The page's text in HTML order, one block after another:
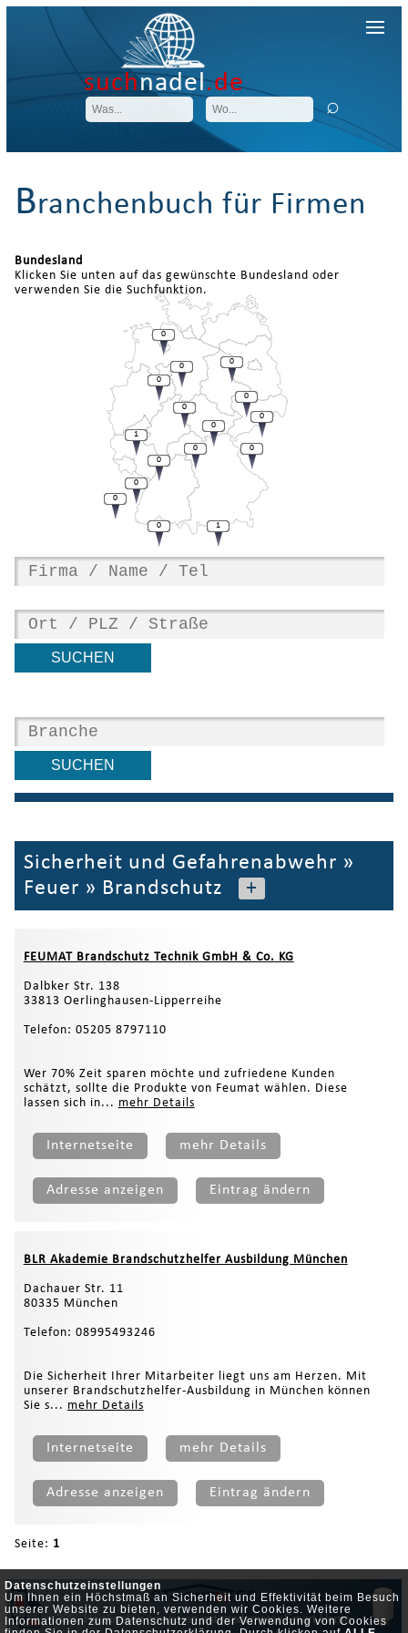
Datenschutzeinstellungen
Um Ihnen ein Höchstmaß an Sicherheit und Effektivität beim Besuch
unserer Website zu bieten, verwenden wir Cookies. Weitere
Informationen zum Datenschutz und der Verwendung von Cookies
suchnadel.de
Branchenbuch für Firmen
Bundesland
Klicken Sie unten auf das gewünschte Bundesland oder
verwenden Sie die Suchfunktion.
0
0
1
0
0
0
0
0
0
0
0
0
0
0
0
1
Sicherheit und Gefahrenabwehr »
Feuer » Brandschutz +
FEUMAT Brandschutz Technik GmbH & Co. KG
Dalbker Str. 138
33813 Oerlinghausen-Lipperreihe
Telefon: 05205 8797110
Wer 70% Zeit sparen möchte und zufriedene Kunden
schätzt, sollte die Produkte von Feumat wählen. Diese
lassen sich in... mehr Details
Internetseite mehr Details
Adresse anzeigen Eintrag ändern
BLR Akademie Brandschutzhelfer Ausbildung München
Dachauer Str. 11
80335 München
Telefon: 08995493246
Die Sicherheit Ihrer Mitarbeiter liegt uns am Herzen. Mit
unserer Brandschutzhelfer-Ausbildung in München können
Sie s... mehr Details
Internetseite mehr Details
Adresse anzeigen Eintrag ändern
Seite: 1
30% Heizkosten einsparen mit modernster Smart Home